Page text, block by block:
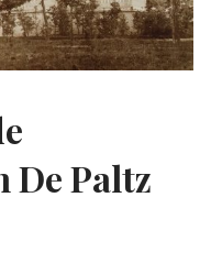
De Paltz